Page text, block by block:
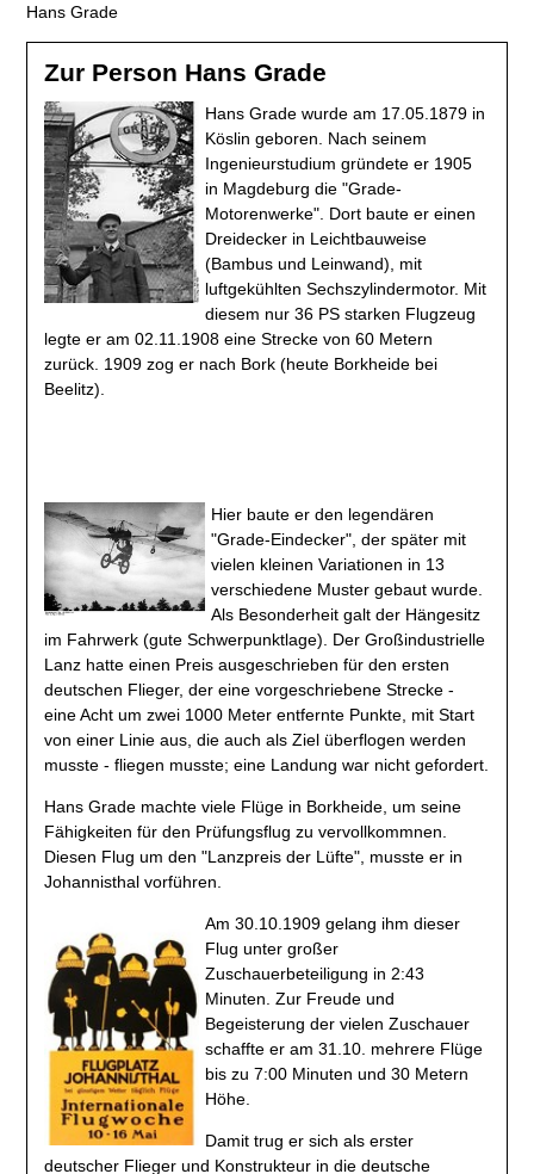
Hans Grade
Zur Person Hans Grade
Hans Grade wurde am 17.05.1879 in
Köslin geboren. Nach seinem
Ingenieurstudium gründete er 1905
in Magdeburg die "Grade-
Motorenwerke". Dort baute er einen
Dreidecker in Leichtbauweise
(Bambus und Leinwand), mit
luftgekühlten Sechszylindermotor. Mit
diesem nur 36 PS starken Flugzeug
legte er am 02.11.1908 eine Strecke von 60 Metern
zurück. 1909 zog er nach Bork (heute Borkheide bei
Beelitz).
Hier baute er den legendären
"Grade-Eindecker", der später mit
vielen kleinen Variationen in 13
verschiedene Muster gebaut wurde.
Als Besonderheit galt der Hängesitz
im Fahrwerk (gute Schwerpunktlage). Der Großindustrielle
Lanz hatte einen Preis ausgeschrieben für den ersten
deutschen Flieger, der eine vorgeschriebene Strecke -
eine Acht um zwei 1000 Meter entfernte Punkte, mit Start
von einer Linie aus, die auch als Ziel überflogen werden
musste - fliegen musste; eine Landung war nicht gefordert.​
Hans Grade machte viele Flüge in Borkheide, um seine
Fähigkeiten für den Prüfungsflug zu vervollkommnen.
Diesen Flug um den "Lanzpreis der Lüfte", musste er in
Johannisthal vorführen.
Am 30.10.1909 gelang ihm dieser
Flug unter großer
Zuschauerbeteiligung in 2:43
Minuten. Zur Freude und
Begeisterung der vielen Zuschauer
schaffte er am 31.10. mehrere Flüge
bis zu 7:00 Minuten und 30 Metern
Höhe.
​Damit trug er sich als erster
deutscher Flieger und Konstrukteur in die deutsche